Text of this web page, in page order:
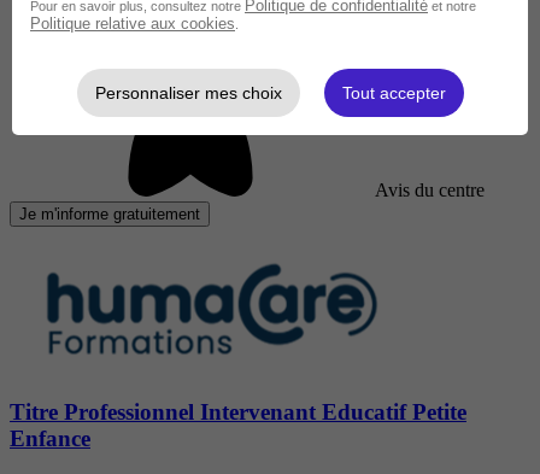
Avis du centre
Je m'informe gratuitement
Titre Professionnel Intervenant Educatif Petite
Enfance
Pour en savoir plus, consultez notre Politique de confidentialité et notre
Politique relative aux cookies
Personnaliser mes choix Tout accepter